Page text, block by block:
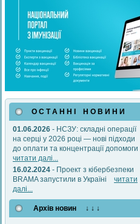
О С Т А Н Н І Н О В И Н И
01.06.2026 - НСЗУ: складні операції
на серці у 2026 році — нові підходи
до оплати та концентрації допомоги
читати далі...
16.02.2024 - Проект з кібербезпеки
BRAMA запустили в Україні читати
далі...
Архів новин ↓ ↓ ↓